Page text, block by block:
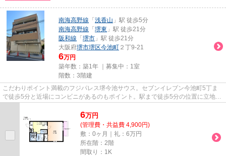
南海高野線 「 浅香山 」駅 徒歩5分
南海高野線 「 堺東 」駅 徒歩21分
阪和線 「 堺市 」駅 徒歩21分
大阪府堺市堺区今池町 ２丁9-21
6万円
築年数：築1年 ｜募集中： 1室
階数：3階建
こだわりポイント満載のフジパレス堺今池サウス。セブンイレブン今池町5丁ま
で徒歩5分と近場にコンビニがあるのもポイント。駅まで徒歩5分の位置に立地す
6万円
(管理費・共益費 4,900円)
敷：0ヶ月｜礼：6万円
所在階：2階
間取り：1K